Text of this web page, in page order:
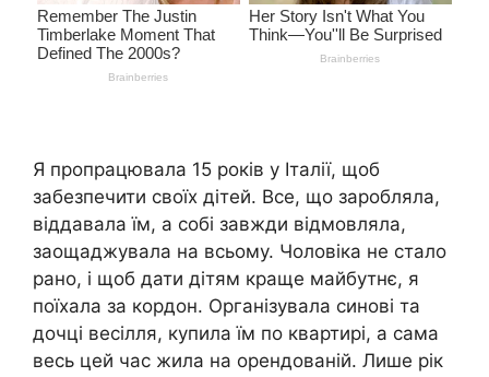
Я пропрацювала 15 років у Італії, щоб
забезпечити своїх дітей. Все, що заробляла,
віддавала їм, а собі завжди відмовляла,
заощаджувала на всьому. Чоловіка не стало
рано, і щоб дати дітям краще майбутнє, я
поїхала за кордон. Організувала синові та
дочці весілля, купила їм по квартирі, а сама
весь цей час жила на орендованій. Лише рік